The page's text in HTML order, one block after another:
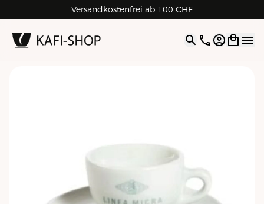
Versandkostenfrei ab 100 CHF
Rechnungskauf für Geschäftskunden
4.9| 5.0 Google
Open